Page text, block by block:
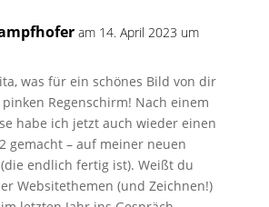
am 14. April 2023 um
was für ein schönes Bild von dir
Regenschirm! Nach einem
habe ich jetzt auch wieder einen
gemacht – auf meiner neuen
endlich fertig ist). Weißt du
Websitethemen (und Zeichnen!)